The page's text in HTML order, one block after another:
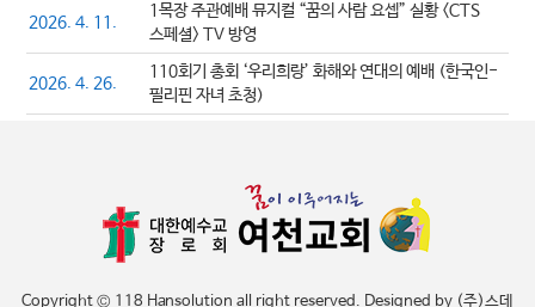
2026. 4. 11.
1목장 주관예배 뮤지컬 “꿈의 사람 요셉” 실황 <CTS
스페셜> TV 방영
2026. 4. 26.
110회기 총회 ‘우리희랑’ 화해와 연대의 예배 (한국인-
필리핀 자녀 초청)
Copyright © 118 Hansolution all right reserved. Designed by (주)스데